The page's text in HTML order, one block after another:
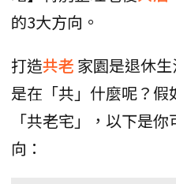
的3大方向。
打造共老 家園是退休
是在「共」什麼呢？
「共老宅」，以下是
向：